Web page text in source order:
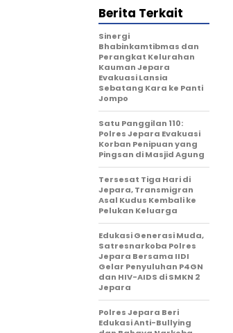
Berita Terkait
Sinergi
Bhabinkamtibmas dan
Perangkat Kelurahan
Kauman Jepara
Evakuasi Lansia
Sebatang Kara ke Panti
Jompo
Satu Panggilan 110:
Polres Jepara Evakuasi
Korban Penipuan yang
Pingsan di Masjid Agung
Tersesat Tiga Hari di
Jepara, Transmigran
Asal Kudus Kembali ke
Pelukan Keluarga
Edukasi Generasi Muda,
Satresnarkoba Polres
Jepara Bersama IIDI
Gelar Penyuluhan P4GN
dan HIV-AIDS di SMKN 2
Jepara
Polres Jepara Beri
Edukasi Anti-Bullying